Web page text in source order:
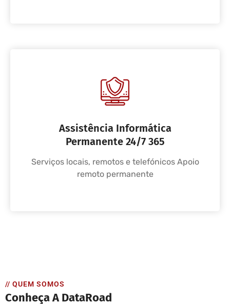
Assistência Informática
Permanente 24/7 365
Serviços locais, remotos e telefónicos Apoio
remoto permanente
// QUEM SOMOS
Conheça A DataRoad